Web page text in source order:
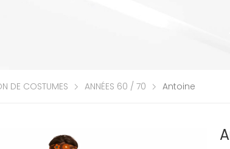
DE COSTUMES ANNÉES 60 / 70 Antoine